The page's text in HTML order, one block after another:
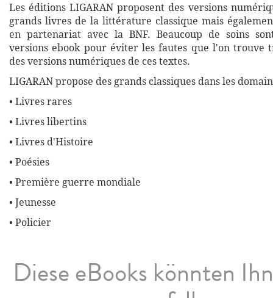
Les éditions LIGARAN proposent des versions
grands livres de la littérature classique mais
en partenariat avec la BNF. Beaucoup de soins
versions ebook pour éviter les fautes que l'on trouve
des versions numériques de ces textes.
LIGARAN propose des grands classiques dans les
• Livres rares
• Livres libertins
• Livres d'Histoire
• Poésies
• Première guerre mondiale
• Jeunesse
• Policier
Diese eBooks könnten